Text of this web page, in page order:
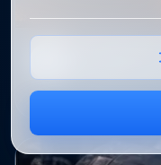
Не
Проверим